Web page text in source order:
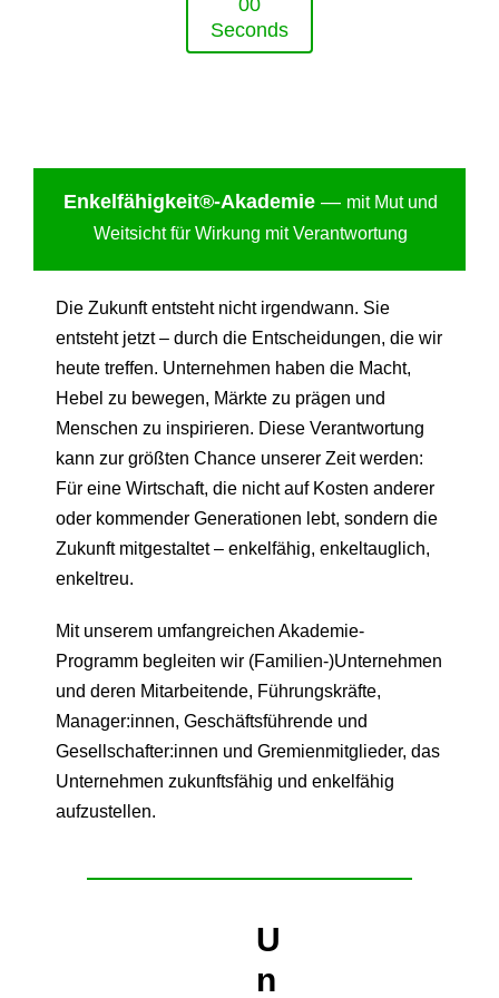
00
Seconds
Enkelfähigkeit®-Akademie — mit Mut und
Weitsicht für Wirkung mit Verantwortung
Die Zukunft entsteht nicht irgendwann. Sie
entsteht jetzt – durch die Entscheidungen, die wir
heute treffen. Unternehmen haben die Macht,
Hebel zu bewegen, Märkte zu prägen und
Menschen zu inspirieren. Diese Verantwortung
kann zur größten Chance unserer Zeit werden:
Für eine Wirtschaft, die nicht auf Kosten anderer
oder kommender Generationen lebt, sondern die
Zukunft mitgestaltet – enkelfähig, enkeltauglich,
enkeltreu.
Mit unserem umfangreichen Akademie-
Programm begleiten wir (Familien-)Unternehmen
und deren Mitarbeitende, Führungskräfte,
Manager:innen, Geschäftsführende und
Gesellschafter:innen und Gremienmitglieder, das
Unternehmen zukunftsfähig und enkelfähig
aufzustellen.
U
n